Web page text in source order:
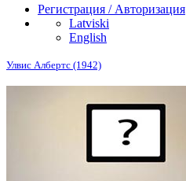
Регистрация / Авторизация
Latviski
English
Улвис Албертс (1942)